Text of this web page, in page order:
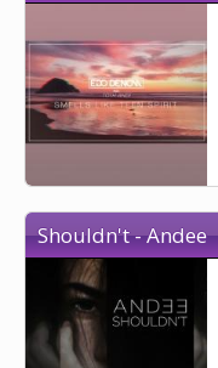
Shouldn't - Andee